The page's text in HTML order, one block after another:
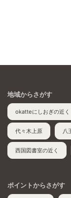
地域からさがす
okatteにしおぎの近く
代々木上原 八
西国図書室の近く
ポイントからさがす